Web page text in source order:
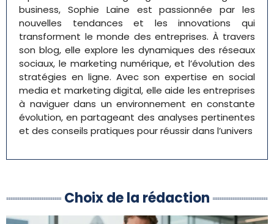
business, Sophie Laine est passionnée par les
nouvelles tendances et les innovations qui
transforment le monde des entreprises. À travers
son blog, elle explore les dynamiques des réseaux
sociaux, le marketing numérique, et l’évolution des
stratégies en ligne. Avec son expertise en social
media et marketing digital, elle aide les entreprises
à naviguer dans un environnement en constante
évolution, en partageant des analyses pertinentes
et des conseils pratiques pour réussir dans l’univers
Choix de la rédaction